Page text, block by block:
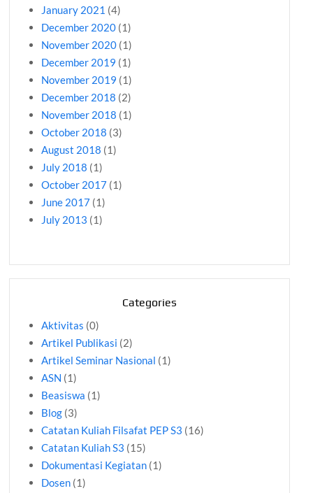
January 2021 (4)
December 2020 (1)
November 2020 (1)
December 2019 (1)
November 2019 (1)
December 2018 (2)
November 2018 (1)
October 2018 (3)
August 2018 (1)
July 2018 (1)
October 2017 (1)
June 2017 (1)
July 2013 (1)
Categories
Aktivitas (0)
Artikel Publikasi (2)
Artikel Seminar Nasional (1)
ASN (1)
Beasiswa (1)
Blog (3)
Catatan Kuliah Filsafat PEP S3 (16)
Catatan Kuliah S3 (15)
Dokumentasi Kegiatan (1)
Dosen (1)